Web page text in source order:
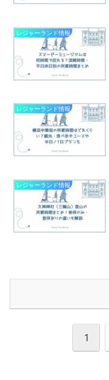
レジャーランド情報
レジャーランド情報
レジャーランド情報
1